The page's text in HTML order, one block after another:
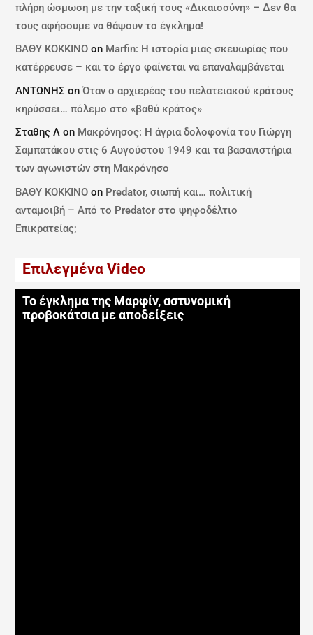
πλήρη ώσμωση με την ταξική τους «Δικαιοσύνη» – Δεν θα
τους αφήσουμε να θάψουν το έγκλημα!
ΒΑΘΥ ΚΟΚΚΙΝΟ on Marfin: Η ιστορία μιας σκευωρίας που
κατέρρευσε – και το έργο φαίνεται να επαναλαμβάνεται
ΑΝΤΩΝΗΣ onΌταν ο αρχιερέας του πελατειακού κράτους
κηρύσσει… πόλεμο στο «βαθύ κράτος»
Σταθης Λ on Μακρόνησος: Η άγρια δολοφονία του Γιώργη
Σαμπατάκου στις 6 Αυγούστου 1949 και τα βασανιστήρια
των αγωνιστών στη Μακρόνησο
ΒΑΘΥ ΚΟΚΚΙΝΟ on Predator, σιωπή και… πολιτική
ανταμοιβή – Από το Predator στο ψηφοδέλτιο
Επικρατείας;
Επιλεγμένα Video
Το έγκλημα της Μαρφίν, αστυνομική
προβοκάτσια με αποδείξεις